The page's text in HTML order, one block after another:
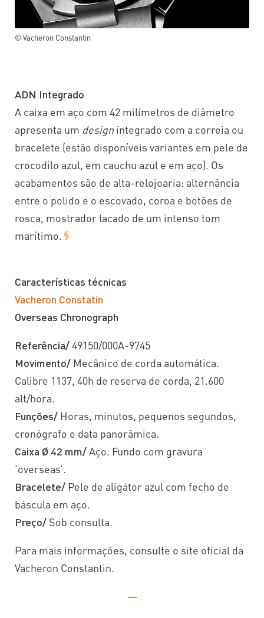
© Vacheron Constantin
ADN Integrado
A caixa em aço com 42 milímetros de diâmetro
apresenta um design integrado com a correia ou
bracelete (estão disponíveis variantes em pele de
crocodilo azul, em cauchu azul e em aço). Os
acabamentos são de alta-relojoaria: alternância
entre o polido e o escovado, coroa e botões de
rosca, mostrador lacado de um intenso tom
marítimo.
Características técnicas
Vacheron Constatin
Overseas Chronograph
Referência/49150/000A-9745
Movimento/ Mecânico de corda automática.
Calibre 1137, 40h de reserva de corda, 21.600
alt/hora.
Funções/ Horas, minutos, pequenos segundos,
cronógrafo e data panorâmica.
Caixa Ø 42 mm/Aço. Fundo com gravura
‘overseas’.
Bracelete/ Pele de aligátor azul com fecho de
báscula em aço.
Preço/ Sob consulta.
Para mais informações, consulte o site oficial da
Vacheron Constantin.
—